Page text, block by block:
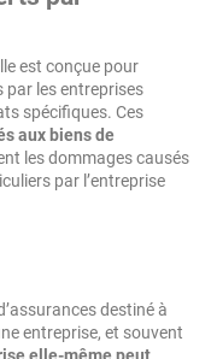
est conçue pour
par les entreprises
spécifiques. Ces
aux biens de
les dommages causés
par l’entreprise
destiné à
entreprise, et souvent